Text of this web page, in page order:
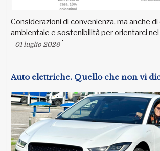
Considerazioni di convenienza, ma anche
ambientale e sostenibilità per orientarci nel
01 luglio 2026
Auto elettriche. Quello che non vi